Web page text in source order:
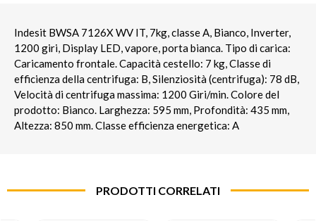
Indesit BWSA 7126X WV IT, 7kg, classe A, Bianco, Inverter,
1200 giri, Display LED, vapore, porta bianca. Tipo di carica:
Caricamento frontale. Capacità cestello: 7 kg, Classe di
efficienza della centrifuga: B, Silenziosità (centrifuga): 78 dB,
Velocità di centrifuga massima: 1200 Giri/min. Colore del
prodotto: Bianco. Larghezza: 595 mm, Profondità: 435 mm,
Altezza: 850 mm. Classe efficienza energetica: A
PRODOTTI CORRELATI